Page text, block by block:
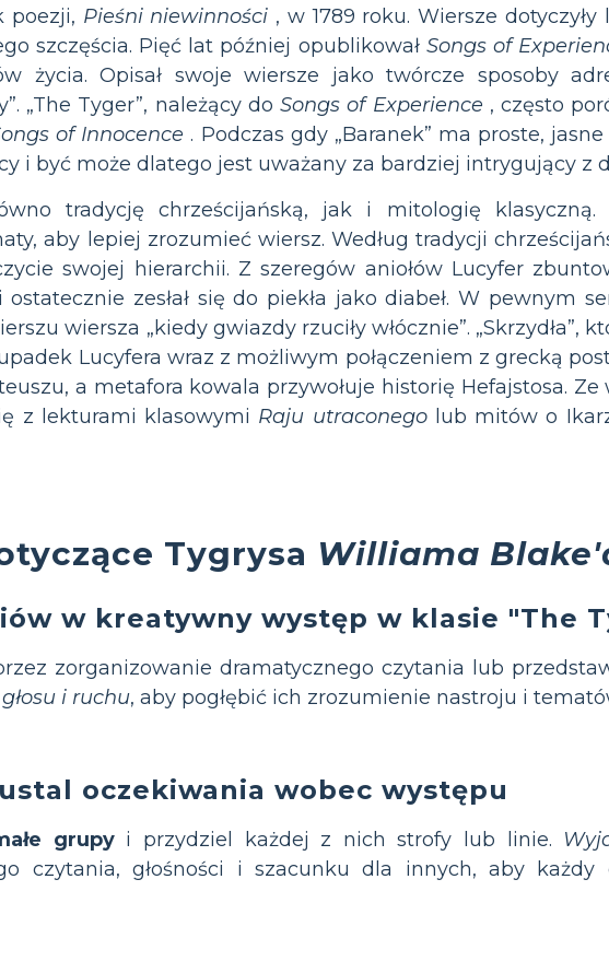
poezji, Pieśni niewinności , w 1789 roku. Wiersze
szczęścia. Pięć lat później opublikował Songs of
życia. Opisał swoje wiersze jako twórcze sposoby
„The Tyger”, należący doSongs of Experience , często
of Innocence . Podczas gdy „Baranek” ma proste,
i być może dlatego jest uważany za bardziej intrygujący z
tradycję chrześcijańską, jak i mitologię klasyczną.
aby lepiej zrozumieć wiersz. Według tradycji
swojej hierarchii. Z szeregów aniołów Lucyfer
zesłał się do piekła jako diabeł. W pewnym
wiersza „kiedy gwiazdy rzuciły włócznie”. „Skrzydła”,
Lucyfera wraz z możliwym połączeniem z grecką
a metafora kowala przywołuje historię Hefajstosa.
z lekturami klasowymi Raju utraconegolub mitów o
Tygrysa Williama
w kreatywny występ w klasie "The
zorganizowanie dramatycznego czytania lub
i ruchu, aby pogłębić ich zrozumienie nastroju i
oczekiwania wobec występu
grupyi przydziel każdej z nich strofy lub linie.
czytania, głośności i szacunku dla innych, aby